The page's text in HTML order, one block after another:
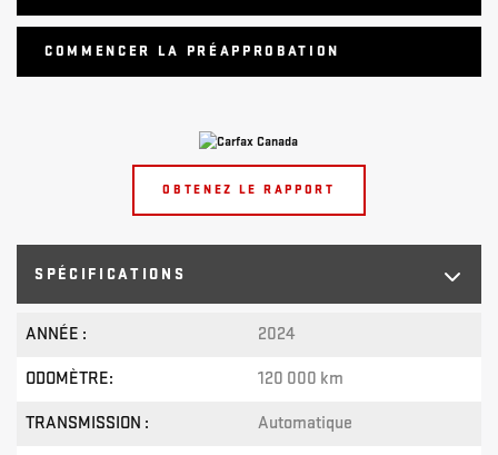
OBTENEZ LE RAPPORT
SPÉCIFICATIONS
ANNÉE : 2024
ODOMÈTRE: 120 000 km
TRANSMISSION : Automatique
COMMENCER LA PRÉAPPROBATION